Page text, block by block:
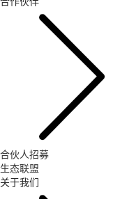
合伙人招募
生态联盟
关于我们